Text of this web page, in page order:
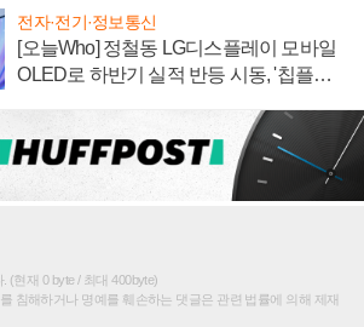
전자·전기·정보통신
[오늘Who] 정철동 LG디스플레이 모바일
OLED로 하반기 실적 반등 시동, '칩플레
(현재 0 byte / 최대 400byte)
침해하거나 명예를 훼손하는 댓글은 관련 법률에 의해 제재